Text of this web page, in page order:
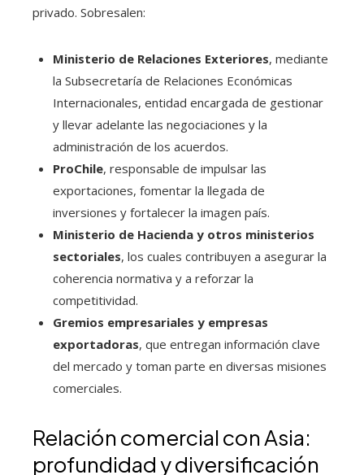
privado. Sobresalen:
Ministerio de Relaciones Exteriores, mediante
la Subsecretaría de Relaciones Económicas
Internacionales, entidad encargada de gestionar
y llevar adelante las negociaciones y la
administración de los acuerdos.
ProChile, responsable de impulsar las
exportaciones, fomentar la llegada de
inversiones y fortalecer la imagen país.
Ministerio de Hacienda y otros ministerios
sectoriales, los cuales contribuyen a asegurar la
coherencia normativa y a reforzar la
competitividad.
Gremios empresariales y empresas
exportadoras, que entregan información clave
del mercado y toman parte en diversas misiones
comerciales.
Relación comercial con Asia:
profundidad y diversificación